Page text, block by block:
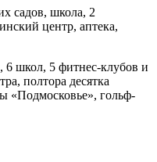
садов, школа, 2
центр, аптека,
6 школ, 5 фитнес-клубов и
полтора десятка
«Подмосковье», гольф-